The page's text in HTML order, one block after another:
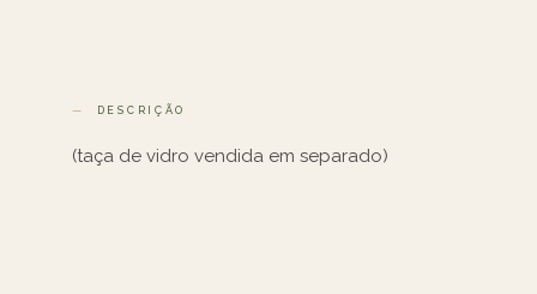
DESCRIÇÃO
(taça de vidro vendida em separado)